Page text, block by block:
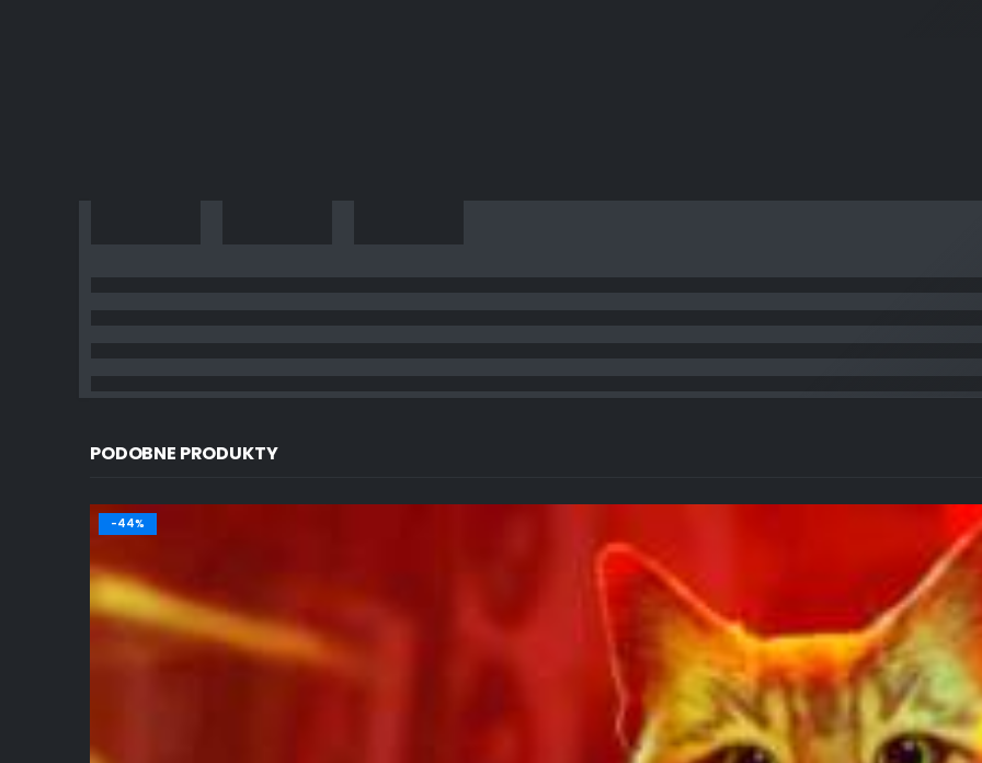
PODOBNE PRODUKTY
-44%